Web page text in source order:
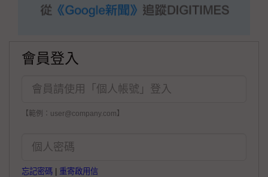
會員登入
【範例：user@company.com】
忘記密碼 重寄啟用信